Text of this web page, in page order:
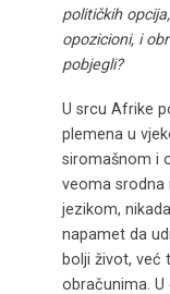
političkih
opozicioni, i
pobjegli?
U srcu Afrike
plemena u
siromašnom i
veoma srodna
jezikom,
napamet da
bolji život, već
obračunima.